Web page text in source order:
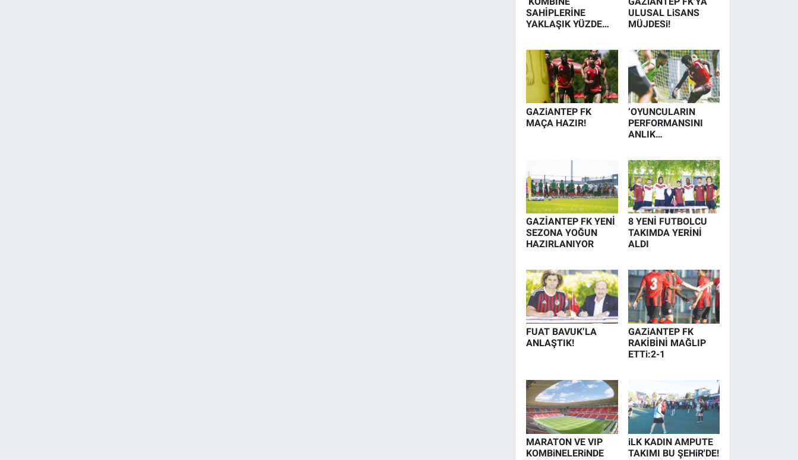
SAHİPLERİNE
YAKLAŞIK YÜZDE
ULUSAL LiSANS
MÜJDESi!
GAZiANTEP FK
MAÇA HAZIR!
‘OYUNCULARIN
PERFORMANSINI
ANLIK
GAZİANTEP FK YENİ
SEZONA YOĞUN
HAZIRLANIYOR
8 YENİ FUTBOLCU
TAKIMDA YERİNİ
ALDI
FUAT BAVUK’LA
ANLAŞTIK!
GAZiANTEP FK
RAKİBİNİ MAĞLIP
ETTi:2-1
MARATON VE VIP
KOMBiNELERiNDE
iLK KADIN AMPUTE
TAKIMI BU ŞEHiR'DE!